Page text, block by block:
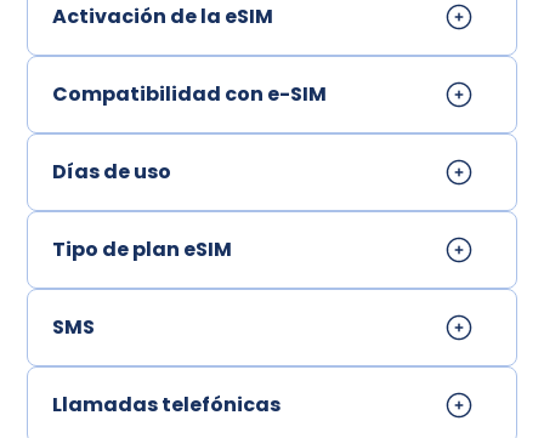
Activación de la eSIM
Compatibilidad con e-SIM
Días de uso
Tipo de plan eSIM
SMS
Llamadas telefónicas